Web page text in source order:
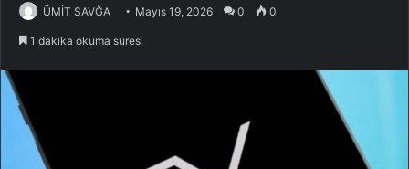
ÜMİT SAVĞA Mayıs 19, 2026 0 0
1 dakika okuma süresi